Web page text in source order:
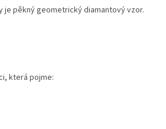
je pěkný geometrický diamantový vzor.
která pojme: